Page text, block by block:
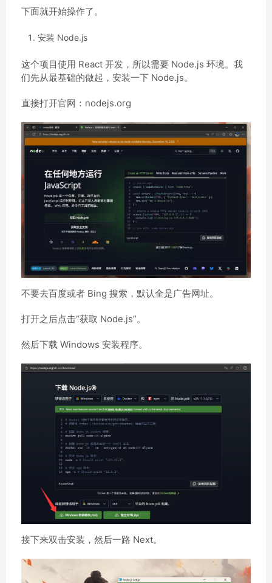
下面就开始操作了。
安装 Node.js
这个项目使用 React 开发，所以需要 Node.js 环境。我
们先从最基础的做起，安装一下 Node.js。
直接打开官网：nodejs.org
不要去百度或者 Bing 搜索，默认全是广告网址。
打开之后点击“获取 Node.js”。
然后下载 Windows 安装程序。
接下来双击安装，然后一路 Next。